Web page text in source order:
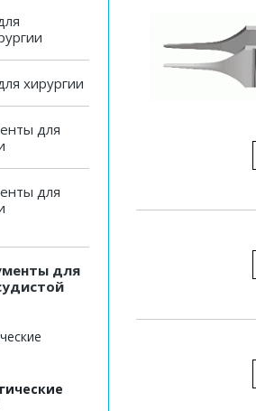
хирургии
для
для
для